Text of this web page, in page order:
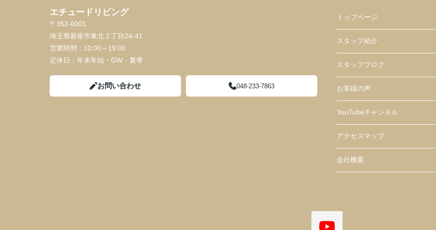
エチュードリビング
〒352-0001
埼玉県新座市東北２丁目24-41
営業時間： 10:00～19:00
定休日： 年末年始・GW・夏季
お問い合わせ 048-233-7863
トップページ
スタッフ紹介
スタッフブログ
お客様の声
YouTubeチャンネル
アクセスマップ
会社概要